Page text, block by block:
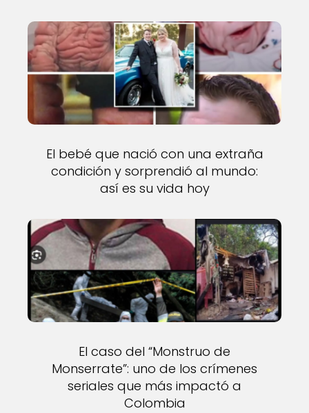
El bebé que nació con una extraña
condición y sorprendió al mundo:
así es su vida hoy
El caso del “Monstruo de
Monserrate”: uno de los crímenes
seriales que más impactó a
Colombia